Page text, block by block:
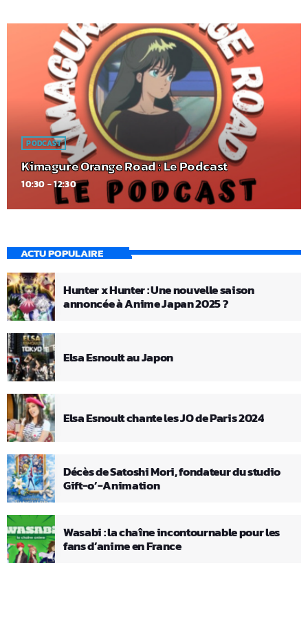
PODCAST
Kimagure Orange Road : Le Podcast
10:30 - 12:30
ACTU POPULAIRE
Hunter x Hunter : Une nouvelle saison
annoncée à Anime Japan 2025 ?
Elsa Esnoult au Japon
Elsa Esnoult chante les JO de Paris 2024
Décès de Satoshi Mori, fondateur du studio
Gift-o’-Animation
Wasabi : la chaîne incontournable pour les
fans d’anime en France